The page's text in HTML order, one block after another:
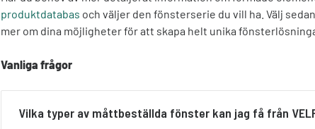
produktdatabas och väljer den fönsterserie du vill ha. Välj
mer om dina möjligheter för att skapa helt unika
Vanliga frågor
Vilka typer av måttbeställda fönster kan jag få från